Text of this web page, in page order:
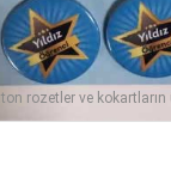
rozetler ve